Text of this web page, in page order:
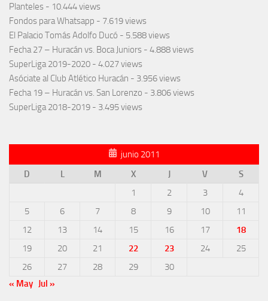
Planteles - 10.444 views
Fondos para Whatsapp - 7.619 views
El Palacio Tomás Adolfo Ducó - 5.588 views
Fecha 27 – Huracán vs. Boca Juniors - 4.888 views
SuperLiga 2019-2020 - 4.027 views
Asóciate al Club Atlético Huracán - 3.956 views
Fecha 19 – Huracán vs. San Lorenzo - 3.806 views
SuperLiga 2018-2019 - 3.495 views
junio 2011
D
L M X J V
S
1
2 3
4
5
6 7 8 9 10
11
12
13 14 15 16 17
18
19
20 21 22 23 24
25
26
27 28 29
30
« May Jul »